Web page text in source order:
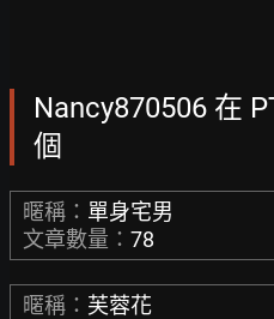
Nancy870506 在
個
暱稱： 單身宅男
文章數量： 78
暱稱： 芙蓉花